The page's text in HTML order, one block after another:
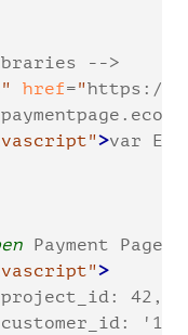
-->
href="https://
>var
Payment Page
>
42,